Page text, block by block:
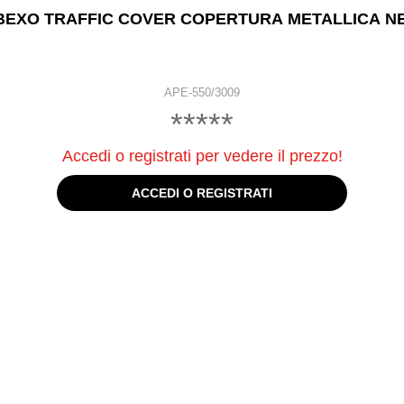
TRAFFIC COVER COPERTURA METALLICA
APE-550/3009
*****
Accedi o registrati per vedere il prezzo!
ACCEDI O REGISTRATI